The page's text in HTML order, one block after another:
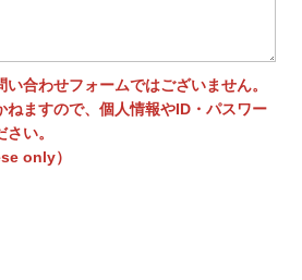
合わせフォームではございません。
ねますので、個人情報やID・パスワー
い。
only）